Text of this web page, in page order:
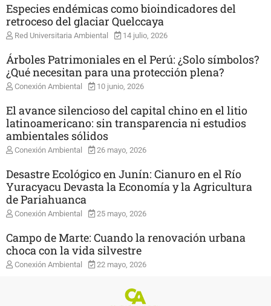
Especies endémicas como bioindicadores del
retroceso del glaciar Quelccaya
Red Universitaria Ambiental 14 julio, 2026
Árboles Patrimoniales en el Perú: ¿Solo símbolos?
¿Qué necesitan para una protección plena?
Conexión Ambiental 10 junio, 2026
El avance silencioso del capital chino en el litio
latinoamericano: sin transparencia ni estudios
ambientales sólidos
Conexión Ambiental 26 mayo, 2026
Desastre Ecológico en Junín: Cianuro en el Río
Yuracyacu Devasta la Economía y la Agricultura
de Pariahuanca
Conexión Ambiental 25 mayo, 2026
Campo de Marte: Cuando la renovación urbana
choca con la vida silvestre
Conexión Ambiental 22 mayo, 2026